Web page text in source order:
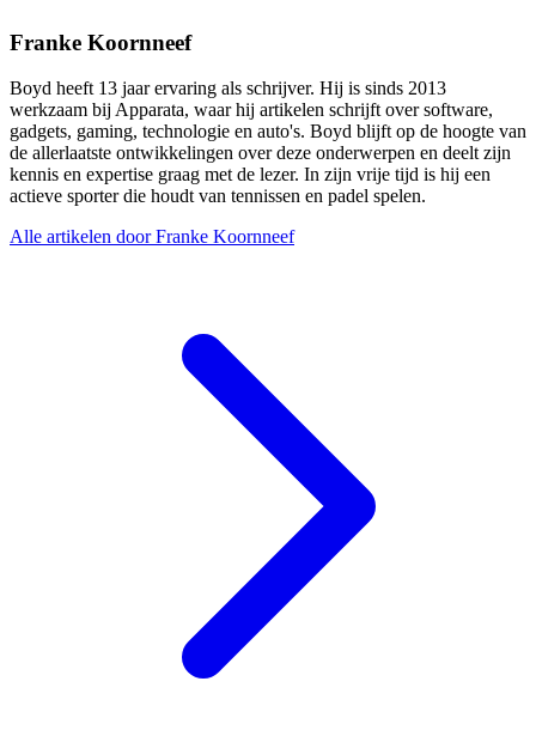
Franke Koornneef
Boyd heeft 13 jaar ervaring als schrijver. Hij is sinds 2013
werkzaam bij Apparata, waar hij artikelen schrijft over software,
gadgets, gaming, technologie en auto's. Boyd blijft op de hoogte van
de allerlaatste ontwikkelingen over deze onderwerpen en deelt zijn
kennis en expertise graag met de lezer. In zijn vrije tijd is hij een
actieve sporter die houdt van tennissen en padel spelen.
Alle artikelen door Franke Koornneef